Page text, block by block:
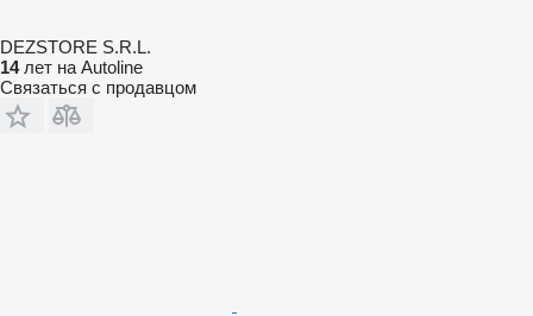
DEZSTORE S.R.L.
14лет на Autoline
Связаться с продавцом